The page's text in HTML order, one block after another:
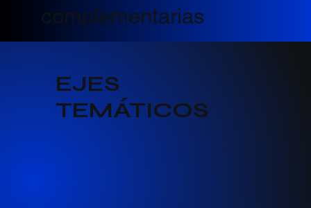
EJES
TEMÁTICOS
complementarias